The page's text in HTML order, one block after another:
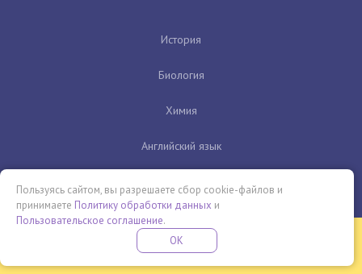
История
Биология
Химия
Английский язык
Информатика
Бесплатная летняя школа
ПРОВЕДИ ЭТО ЛЕТО С ПОЛЬЗОЙ
Пользуясь сайтом, вы разрешаете сбор cookie-файлов и
принимаете Политику обработки данных и
Пользовательское соглашение.
OK